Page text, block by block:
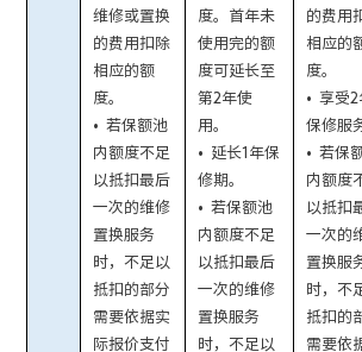
维修或置换
的费用扣除
相应的额
度。
• 若保额池
内额度不足
以抵扣最后
一次的维修
置换服务
时，不足以
抵扣的部分
需要依据实
际报价支付
度。 首年未
使用完的额
度可延长至
第2年使
用。
• 延长1年保
修期。
• 若保额池
内额度不足
以抵扣最后
一次的维修
置换服务
时，不足以
的费用
相应的
度。
• 享受2
保修服
• 若保
内额度
以抵扣
一次的
置换服
时，不
抵扣的
需要依